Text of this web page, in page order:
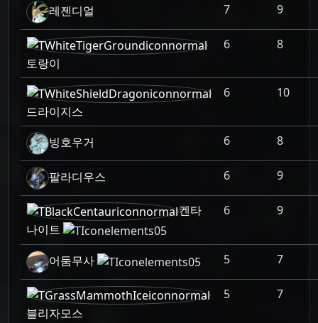
레젠디얼 7 9
토랑이
6 8
드라이지스
6 10
빙호우거 6 8
팔라디우스 6 9
켄타
나이트
6 9
어둠무사 5 7
블리자모스
5 7